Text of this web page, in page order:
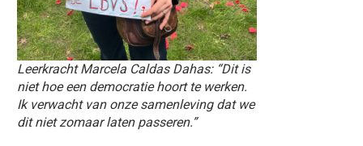
Leerkracht Marcela Caldas Dahas: “Dit is
niet hoe een democratie hoort te werken.
Ik verwacht van onze samenleving dat we
dit niet zomaar laten passeren.”